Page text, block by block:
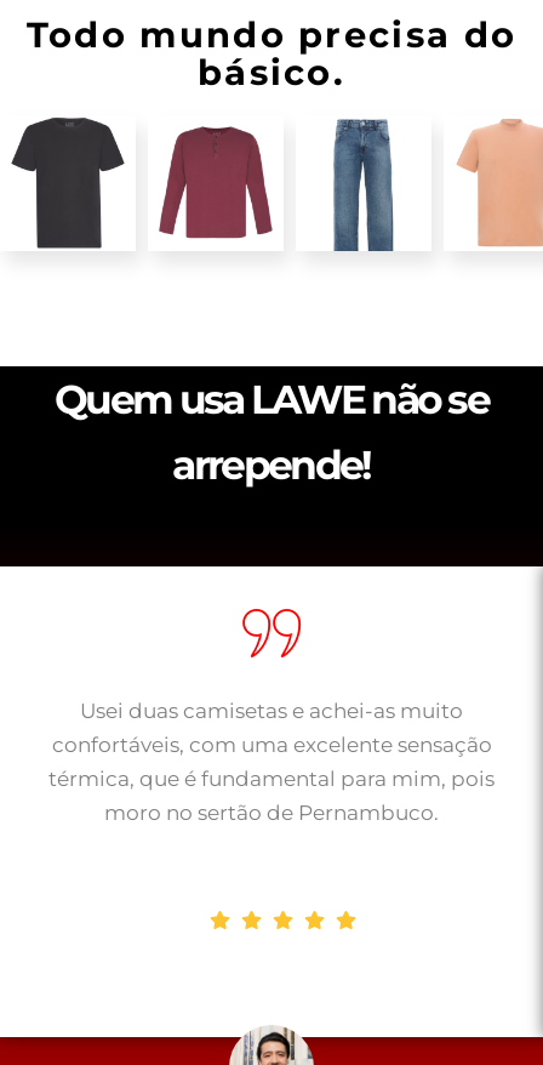
Todo mundo precisa do
básico.
Quem usa LAWE não se
arrepende!
Usei duas camisetas e achei-as muito
confortáveis, com uma excelente sensação
térmica, que é fundamental para mim, pois
moro no sertão de Pernambuco.